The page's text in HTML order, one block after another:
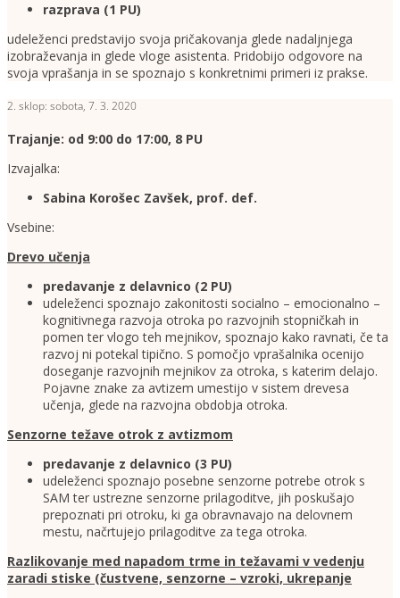
razprava (1 PU)
udeleženci predstavijo svoja pričakovanja glede nadaljnjega
izobraževanja in glede vloge asistenta. Pridobijo odgovore na
svoja vprašanja in se spoznajo s konkretnimi primeri iz prakse.
2. sklop: sobota, 7. 3. 2020
Trajanje: od 9:00 do 17:00, 8 PU
Izvajalka:
Sabina Korošec Zavšek, prof. def.
Vsebine:
Drevo učenja
predavanje z delavnico (2 PU)
udeleženci spoznajo zakonitosti socialno – emocionalno –
kognitivnega razvoja otroka po razvojnih stopničkah in
pomen ter vlogo teh mejnikov, spoznajo kako ravnati, če ta
razvoj ni potekal tipično. S pomočjo vprašalnika ocenijo
doseganje razvojnih mejnikov za otroka, s katerim delajo.
Pojavne znake za avtizem umestijo v sistem drevesa
učenja, glede na razvojna obdobja otroka.
Senzorne težave otrok z avtizmom
predavanje z delavnico (3 PU)
udeleženci spoznajo posebne senzorne potrebe otrok s
SAM ter ustrezne senzorne prilagoditve, jih poskušajo
prepoznati pri otroku, ki ga obravnavajo na delovnem
mestu, načrtujejo prilagoditve za tega otroka.
Razlikovanje med napadom trme in težavami v vedenju
zaradi stiske (čustvene, senzorne – vzroki, ukrepanje